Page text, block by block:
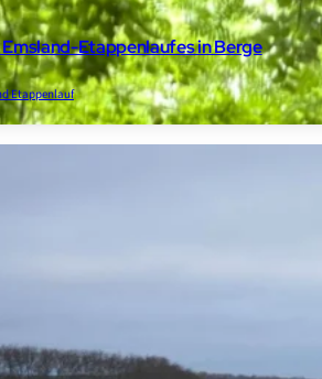
Etappenlaufes in Berge
Etappenlauf